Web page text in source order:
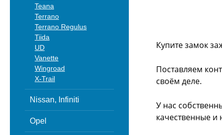
Teana
Terrano
Terrano Regulus
Tiida
UD
Vanette
Wingroad
X-Trail
Nissan, Infiniti
Opel
Купите замок
Поставляем
своём деле.
У нас
качественные и